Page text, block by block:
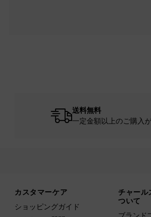
送料無料
一定金額以上のご購入
カスタマーケア
ショッピングガイド
チャール
ついて